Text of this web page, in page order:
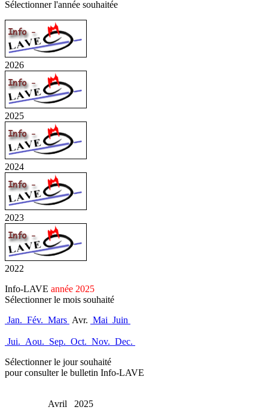
Sélectionner l'année souhaitée
2026
2025
2024
2023
2022
Info-LAVE année 2025
Sélectionner le mois souhaité
Jan. Fév. Mars Avr. Mai Juin
Jui. Aou. Sep. Oct. Nov. Dec.
Sélectionner le jour souhaité
pour consulter le bulletin Info-LAVE
Avril 2025